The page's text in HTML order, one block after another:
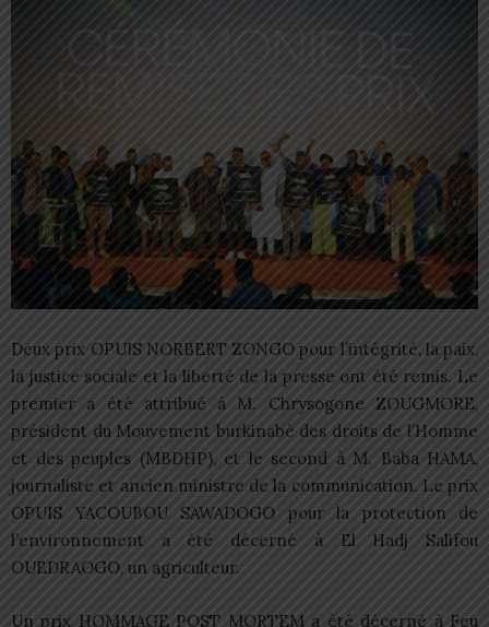
Deux prix OPUIS NORBERT ZONGO pour l’intégrité, la paix,
la justice sociale et la liberté de la presse ont été remis. Le
premier a été attribué à M. Chrysogone ZOUGMORE,
président du Mouvement burkinabè des droits de l’Homme
et des peuples (MBDHP), et le second à M. Baba HAMA,
journaliste et ancien ministre de la communication. Le prix
OPUIS YACOUBOU SAWADOGO pour la protection de
l’environnement a été décerné à El Hadj Salifou
OUEDRAOGO, un agriculteur.
Un prix HOMMAGE POST MORTEM a été décerné à Feu